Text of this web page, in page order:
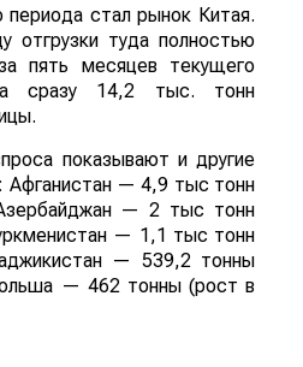
периода стал рынок Китая.
отгрузки туда полностью
пять месяцев текущего
сразу 14,2 тыс. тонн
показывают и другие
Афганистан — 4,9 тыс тонн
— 2 тыс тонн
— 1,1 тыс тонн
— 539,2 тонны
— 462 тонны (рост в